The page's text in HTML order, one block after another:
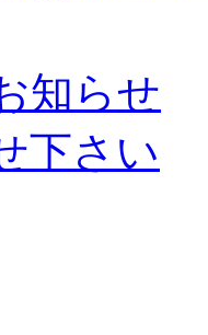
知らせ
下さい